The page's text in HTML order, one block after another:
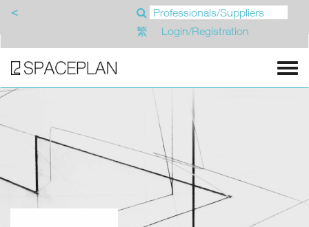
<
繁
Login/Registration